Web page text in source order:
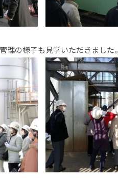
理の様子も見学いただきました。